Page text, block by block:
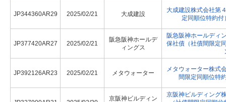
JP344360AR29 2025/02/21 大成建設
大成建設株式会社第
定同順位特約
JP377420AR27 2025/02/21
阪急阪神ホールデ
ィングス
阪急阪神ホールディ
保社債（社債間限定
JP392126AR23 2025/02/21 メタウォーター
メタウォーター株式
間限定同順位特
京阪神ビルディン
京阪神ビルディング